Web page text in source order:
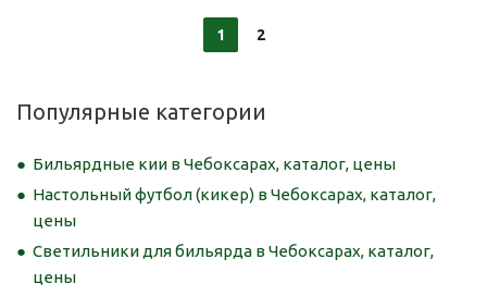
1 2
Популярные категории
Бильярдные кии в Чебоксарах, каталог, цены
Настольный футбол (кикер) в Чебоксарах, каталог,
цены
Светильники для бильярда в Чебоксарах, каталог,
цены